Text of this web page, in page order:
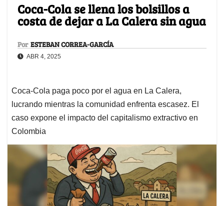
Coca-Cola se llena los bolsillos a
costa de dejar a La Calera sin agua
Por ESTEBAN CORREA-GARCÍA
ABR 4, 2025
Coca-Cola paga poco por el agua en La Calera,
lucrando mientras la comunidad enfrenta escasez. El
caso expone el impacto del capitalismo extractivo en
Colombia